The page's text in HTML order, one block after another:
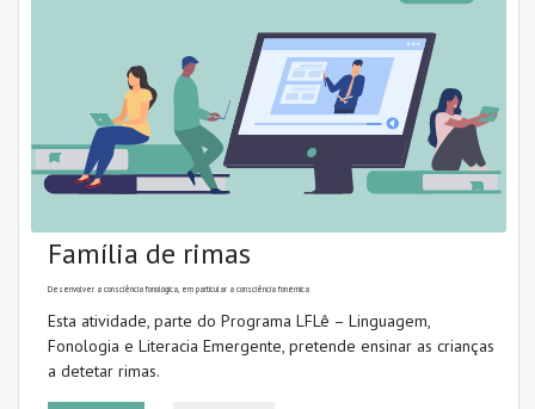
Família de rimas
Desenvolver a consciência fonológica, em particular a consciência fonémica
Esta atividade, parte do Programa LFLê – Linguagem,
Fonologia e Literacia Emergente, pretende ensinar as crianças
a detetar rimas.